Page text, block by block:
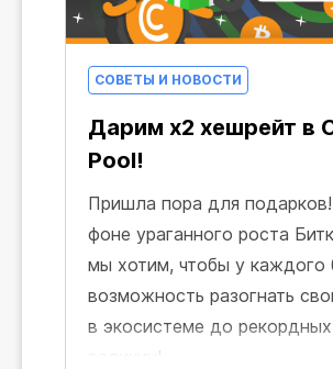
СОВЕТЫ И НОВОСТИ
Дарим х2 хешрейт в
Pool!
Пришла пора для
фоне ураганного роста
мы хотим, чтобы у каждого
возможность разогнать
в экосистеме до рекордных
величин!